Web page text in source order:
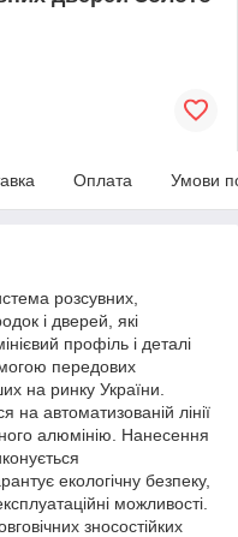
Оплата Умови
розсувних,
і дверей, які
профіль і деталі
передових
на ринку України.
на автоматизованій лінії
алюмінію. Нанесення
екологічну безпеку,
можливості.
зносостійких